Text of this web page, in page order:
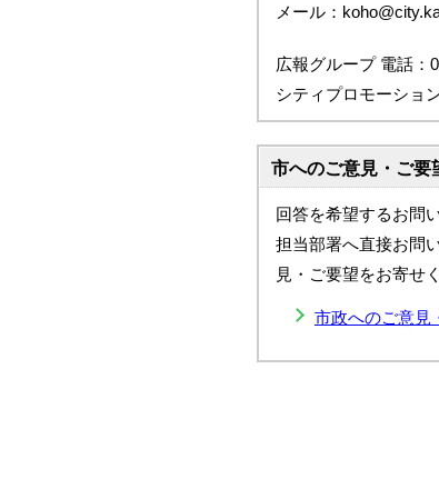
メール：
広報グループ 電話：
シティプロモーショ
市へのご意見・ご要
回答を希望するお問
担当部署へ直接お問
見・ご要望をお寄せ
市政へのご意見